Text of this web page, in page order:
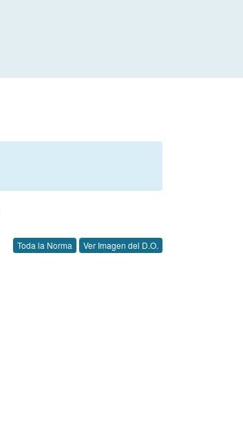
Toda la Norma Ver Imagen del D.O.